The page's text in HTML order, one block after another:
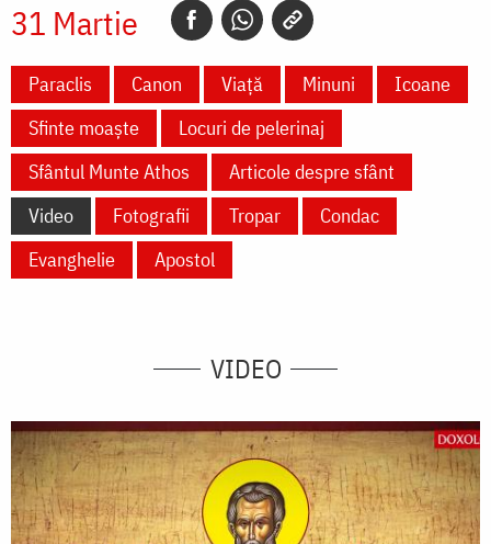
31 Martie
Paraclis Canon Viață Minuni
Icoane
Sfinte moaște
Locuri de pelerinaj
Sfântul Munte Athos
Articole despre sfânt
Video
Fotografii Tropar
Condac
Evanghelie
Apostol
VIDEO